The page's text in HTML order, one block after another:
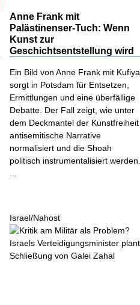
Anne Frank mit
Palästinenser-Tuch: Wenn
Kunst zur
Geschichtsentstellung wird
Ein Bild von Anne Frank mit Kufiya
sorgt in Potsdam für Entsetzen,
Ermittlungen und eine überfällige
Debatte. Der Fall zeigt, wie unter
dem Deckmantel der Kunstfreiheit
antisemitische Narrative
normalisiert und die Shoah
politisch instrumentalisiert werden.
Israel/Nahost